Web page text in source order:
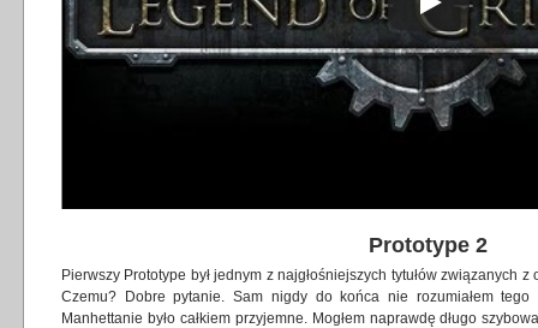
Prototype 2
Pierwszy Prototype był jednym z najgłośniejszych tytułów związanych
Czemu? Dobre pytanie. Sam nigdy do końca nie rozumiałem
Manhettanie było całkiem przyjemne. Mogłem naprawdę długo